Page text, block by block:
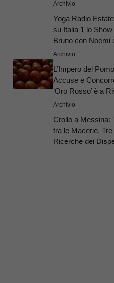
Archivio
Yoga Radio
su Italia 1 lo
Bruno con Noemi
Archivio
L’Impero del
Accuse e
‘Oro Rosso’ è a
Archivio
Crollo a Messina:
tra le Macerie,
Ricerche dei